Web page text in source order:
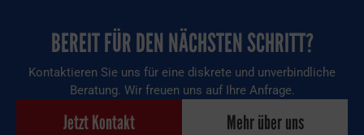
BEREIT FÜR DEN NÄCHSTEN SCHRITT?
Kontaktieren Sie uns für eine diskrete und unverbindliche
Beratung. Wir freuen uns auf Ihre Anfrage.
Jetzt Kontakt
Mehr über uns